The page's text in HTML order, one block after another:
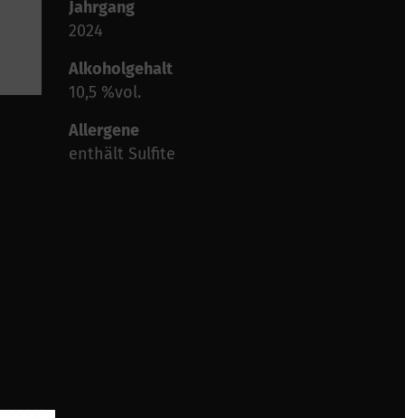
Jahrgang
2024
Alkoholgehalt
10,5 %vol.
Allergene
enthält Sulfite